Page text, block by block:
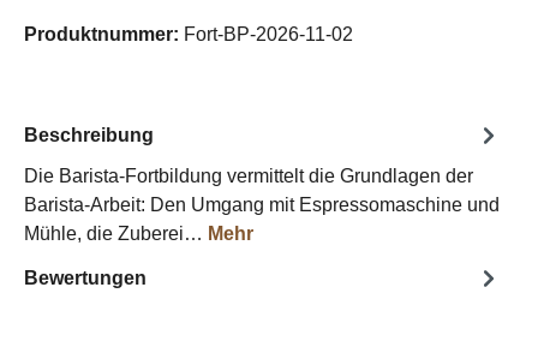
Produktnummer: Fort-BP-2026-11-02
Beschreibung
Die Barista-Fortbildung vermittelt die Grundlagen der
Barista-Arbeit: Den Umgang mit Espressomaschine und
Mühle, die Zuberei… Mehr
Bewertungen